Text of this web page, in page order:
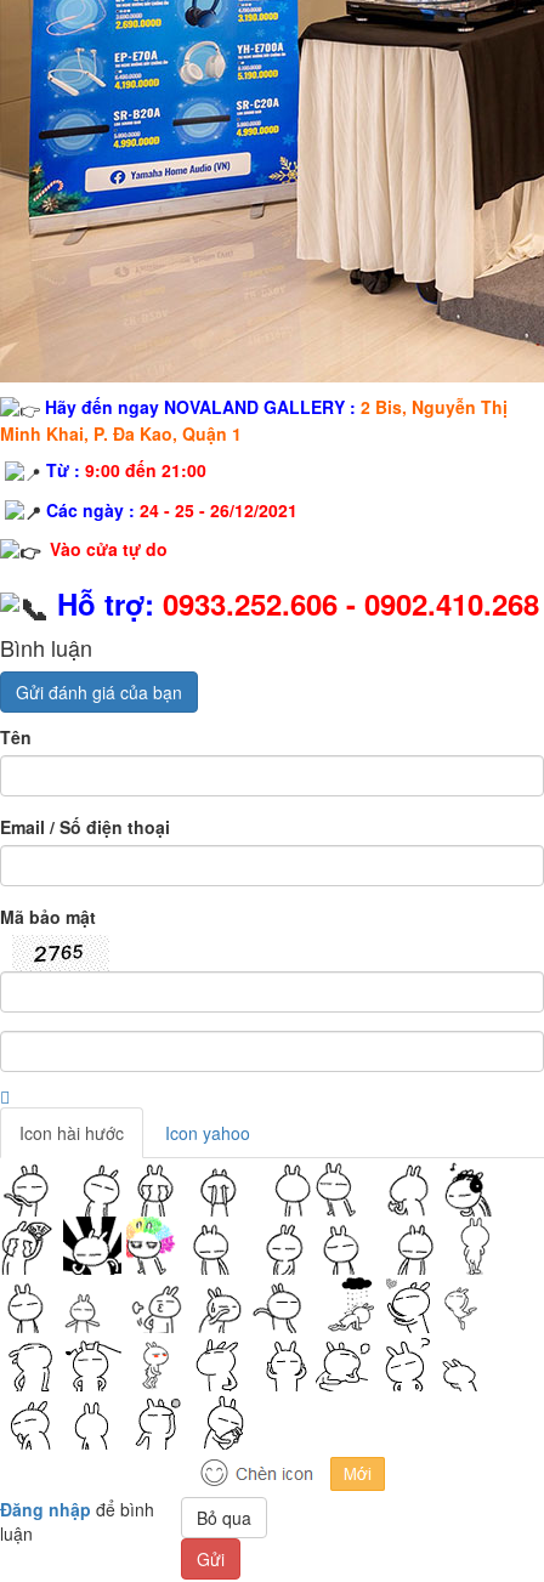
Hãy đến ngay NOVALAND GALLERY : 2 Bis, Nguyễn Thị
Minh Khai, P. Đa Kao, Quận 1
Từ : 9:00 đến 21:00
Các ngày : 24 - 25 - 26/12/2021
Vào cửa tự do
Hỗ trợ: 0933.252.606 - 0902.410.268
Bình luận
Gửi đánh giá của bạn
Tên
Email / Số điện thoại
Mã bảo mật
Icon hài hước Icon yahoo
Đăng nhập để bình
luận
Bỏ qua
Gửi